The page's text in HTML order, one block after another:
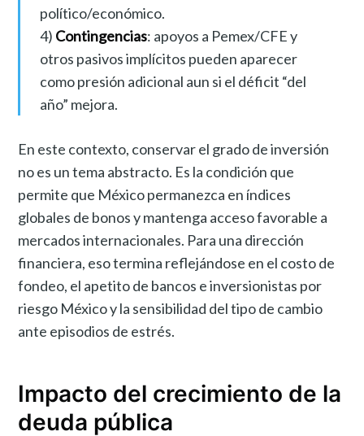
político/económico.
4) Contingencias: apoyos a Pemex/CFE y
otros pasivos implícitos pueden aparecer
como presión adicional aun si el déficit “del
año” mejora.
En este contexto, conservar el grado de inversión
no es un tema abstracto. Es la condición que
permite que México permanezca en índices
globales de bonos y mantenga acceso favorable a
mercados internacionales. Para una dirección
financiera, eso termina reflejándose en el costo de
fondeo, el apetito de bancos e inversionistas por
riesgo México y la sensibilidad del tipo de cambio
ante episodios de estrés.
Impacto del crecimiento de la
deuda pública